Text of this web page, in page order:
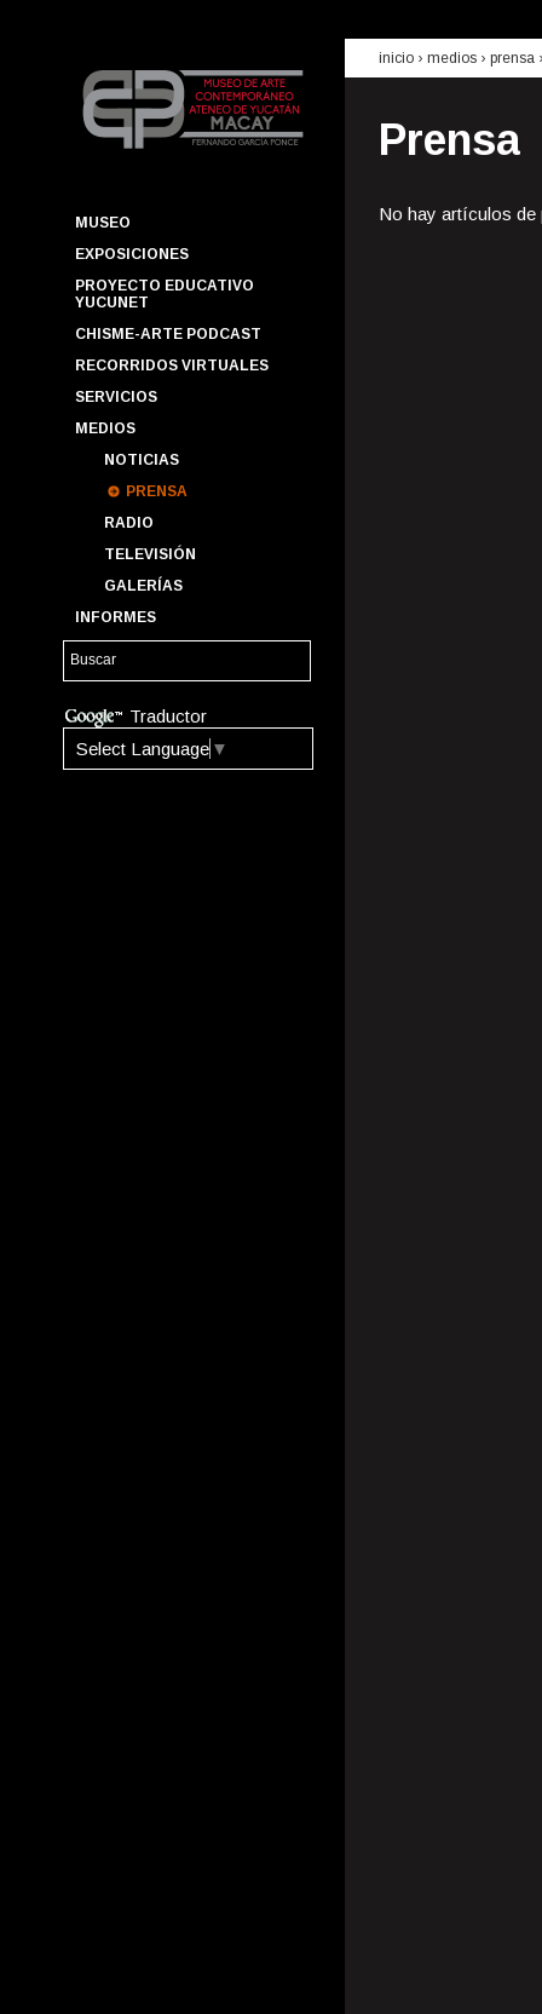
MUSEO
EXPOSICIONES
PROYECTO EDUCATIVO
YUCUNET
CHISME-ARTE PODCAST
RECORRIDOS VIRTUALES
SERVICIOS
MEDIOS
NOTICIAS
PRENSA
RADIO
TELEVISIÓN
GALERÍAS
INFORMES
Traductor
Select Language ▼
inicio › medios › prensa
Prensa
No hay artículos de